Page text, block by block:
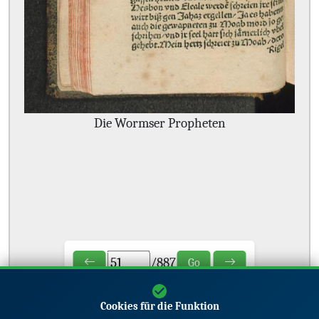
Die Wormser Propheten
/887 Go
Cookies für die Funktion